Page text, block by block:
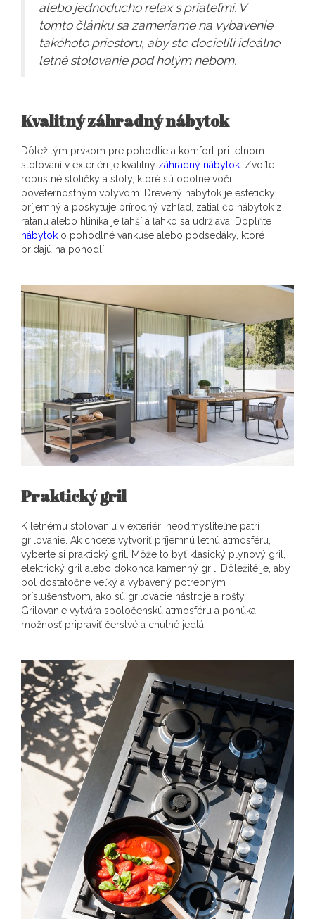
alebo jednoducho relax s priateľmi. V
tomto článku sa zameriame na vybavenie
takéhoto priestoru, aby ste docielili ideálne
letné stolovanie pod holým nebom.
Kvalitný záhradný nábytok
Dôležitým prvkom pre pohodlie a komfort pri letnom
stolovaní v exteriéri je kvalitný záhradný nábytok Zvoľte
robustné stoličky a stoly, ktoré sú odolné voči
poveternostným vplyvom. Drevený nábytok je esteticky
príjemný a poskytuje prírodný vzhľad, zatiaľ čo nábytok z
ratanu alebo hliníka je ľahší a ľahko sa udržiava. Doplňte
nábytok o pohodlné vankúše alebo podsedáky, ktoré
pridajú na pohodlí.
Praktický gril
K letnému stolovaniu v exteriéri neodmysliteľne patrí
grilovanie. Ak chcete vytvoriť príjemnú letnú atmosféru,
vyberte si praktický gril. Môže to byť klasický plynový gril,
elektrický gril alebo dokonca kamenný gril. Dôležité je, aby
bol dostatočne veľký a vybavený potrebným
príslušenstvom, ako sú grilovacie nástroje a rošty.
Grilovanie vytvára spoločenskú atmosféru a ponúka
možnosť pripraviť čerstvé a chutné jedlá.